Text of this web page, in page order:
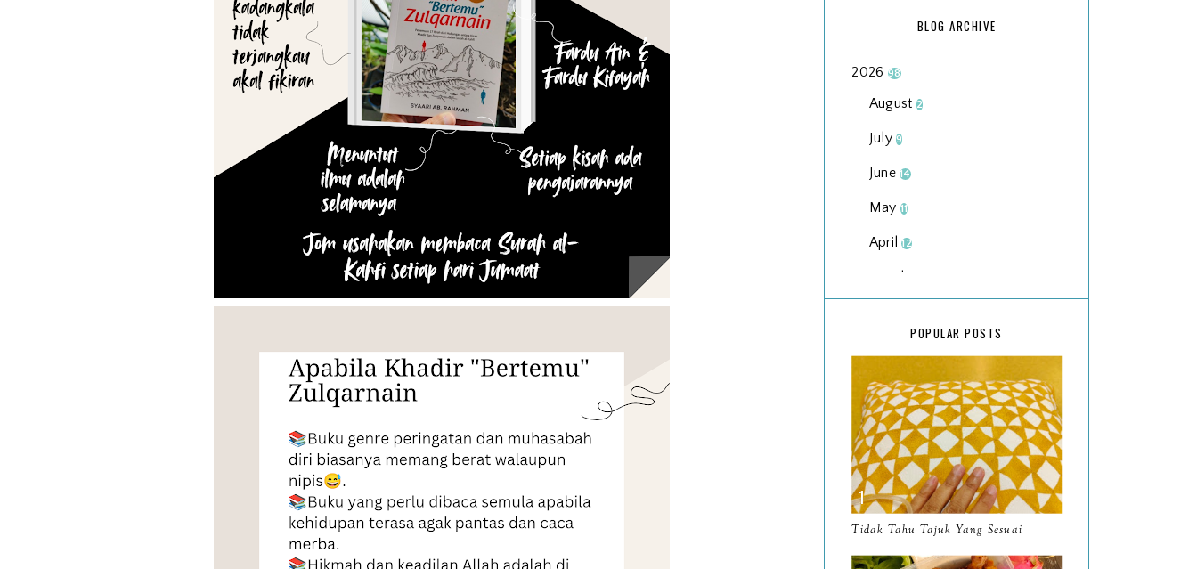
BLOG ARCHIVE
2026 98
August 2
July9
June14
May 11
April12
March
January 2026 Recaps
Senja dan Malam di
Kuching Waterfront
Resensi Buku Ensiklopedia
Dari Bumi Nusantara Ke
P...
Wordless Wednesday
POPULAR POSTS
Tidak Tahu Tajuk Yang Sesuai